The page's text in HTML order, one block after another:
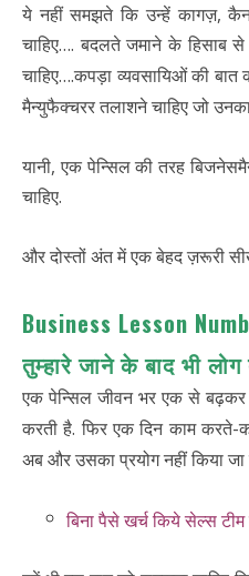
ये नहीं समझते कि उन्हें कागज़,
चाहिए…. बदलते जमाने के हिसाब से
चाहिए….कपड़ा व्यवसायिओं की
मैन्युफैक्चरर तलाशने चाहिए जो
यानी, एक पेन्सिल की तरह
चाहिए.
और दोस्तों अंत में एक बेहद ज़रूरी
Business Lesson
तुम्हारे जाने के बाद भी
एक पेन्सिल जीवन भर एक से
करती है. फिर एक दिन काम करते-
अब और उसका प्रयोग नहीं किया
बिना पैसे खर्च किये सेल्स